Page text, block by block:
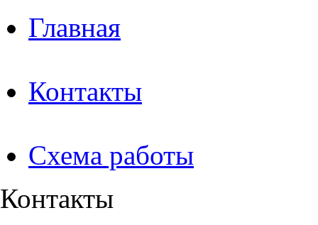
Главная
Контакты
Схема работы
Контакты